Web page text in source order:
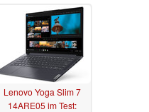
Lenovo Yoga Slim 7
14ARE05 im Test: